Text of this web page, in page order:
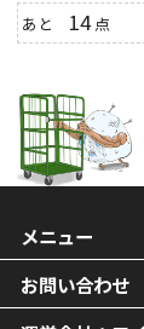
あと 14点
メニュー
お問い合わせ